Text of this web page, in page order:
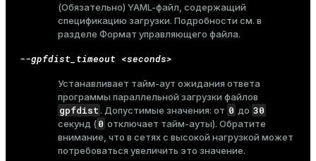
(Обязательно) YAML-файл, содержащий
спецификацию загрузки. Подробности см. в
разделе Формат управляющего файла.
--gpfdist_timeout <seconds>
Устанавливает тайм-аут ожидания ответа
программы параллельной загрузки файлов
gpfdist. Допустимые значения: от 0 до 30
секунд (0 отключает тайм-ауты). Обратите
внимание, что в сетях с высокой нагрузкой может
потребоваться увеличить это значение.